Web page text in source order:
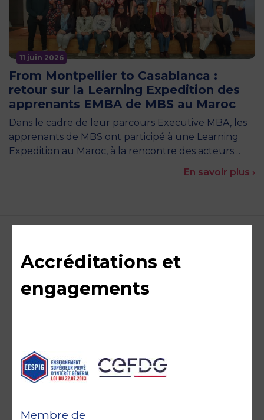
11 juin 2026
From Montpellier to Casablanca :
retour sur la Learning Expedition des
apprenants EMBA de MBS au Maroc
Dans le cadre de leur parcours Executive MBA, les
apprenants de MBS ont participé à une Learning
Expedition au Maroc, à la rencontre des acteurs…
En savoir plus ›
Accréditations et
engagements
Membre de